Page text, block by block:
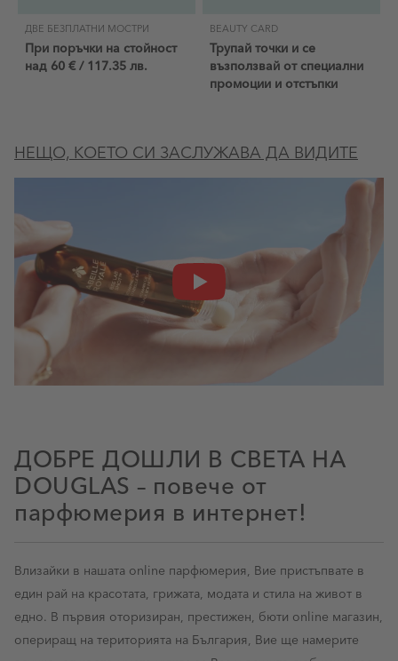
ДВЕ БЕЗПЛАТНИ МОСТРИ
При поръчки на стойност
над 60 € / 117.35 лв.
BEAUTY CARD
Трупай точки и се
възползвай от специални
промоции и отстъпки
НЕЩО, КОЕТО СИ ЗАСЛУЖАВА ДА ВИДИТЕ
ДОБРЕ ДОШЛИ В СВЕТА НА
DOUGLAS – повече от
парфюмерия в интернет!
Влизайки в нашата online парфюмерия, Вие пристъпвате в
един рай на красотата, грижата, модата и стила на живот в
едно. В първия оторизиран, престижен, бюти online магазин,
опериращ на територията на България, Вие ще намерите